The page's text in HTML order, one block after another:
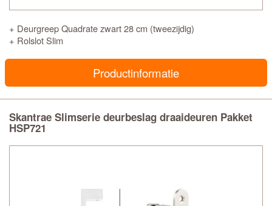
+ Deurgreep Quadrate zwart 28 cm (tweezijdig)
+ Rolslot Slim
Productinformatie
Skantrae Slimserie deurbeslag draaideuren Pakket
HSP721